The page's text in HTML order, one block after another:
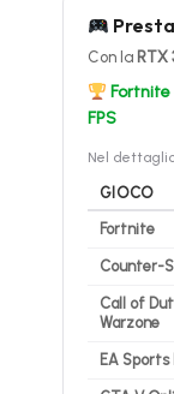
Con la RTX
FPS
Nel
GIOCO
Fortnite
Counter-
Call of
Warzone
EA Sports